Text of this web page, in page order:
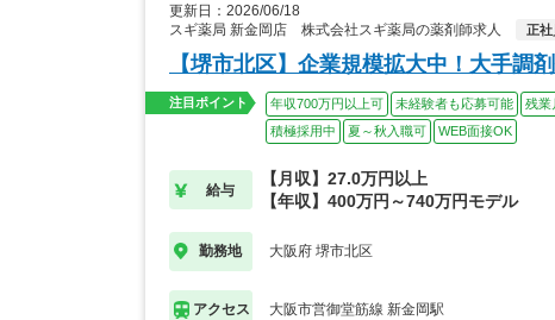
更新日：2026/06/18
スギ薬局 新金岡店 株式会社スギ薬局の薬剤師求人
正社
【堺市北区】企業規模拡大中！大手調
注目ポイント 年収700万円以上可 未経験者も応募可能 残業
積極採用中
夏～秋入職可 WEB面接OK
給与
【月収】27.0万円以上
【年収】400万円～740万円モデル
勤務地 大阪府 堺市北区
アクセス 大阪市営御堂筋線 新金岡駅